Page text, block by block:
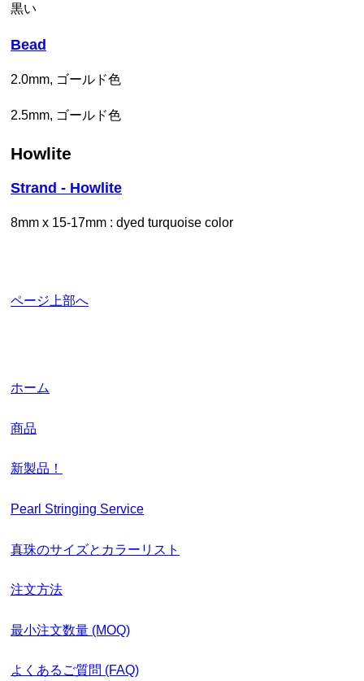
黒い
Bead
2.0mm, ゴールド色
2.5mm, ゴールド色
howlite
Strand - Howlite
8mm x 15-17mm : dyed turquoise color
ページ上部へ
ホーム
商品
新製品！
Pearl Stringing Service
真珠のサイズとカラーリスト
注文方法
最小注文数量 (MOQ)
よくあるご質問 (FAQ)